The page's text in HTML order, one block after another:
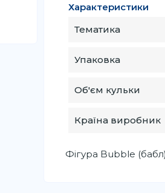
Характеристики
Тематика
Упаковка
Об'єм кульки
Країна виробник
Фігура Bubble